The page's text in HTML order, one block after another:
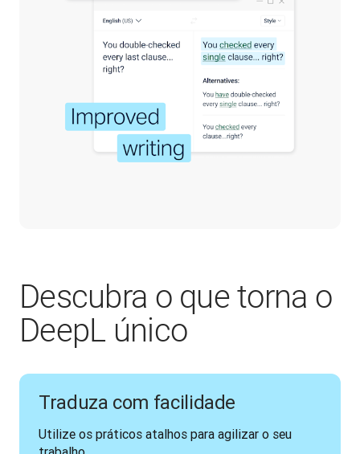
Descubra o que torna o
DeepL único
Traduza com facilidade
Utilize os práticos atalhos para agilizar o seu